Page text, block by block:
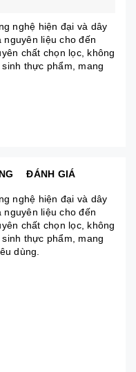
nghệ hiện đại và dây
liệu cho đến
chất chọn lọc, không
thực phẩm, mang
ĐÁNH GIÁ
nghệ hiện đại và dây
liệu cho đến
chất chọn lọc, không
thực phẩm, mang
dùng.